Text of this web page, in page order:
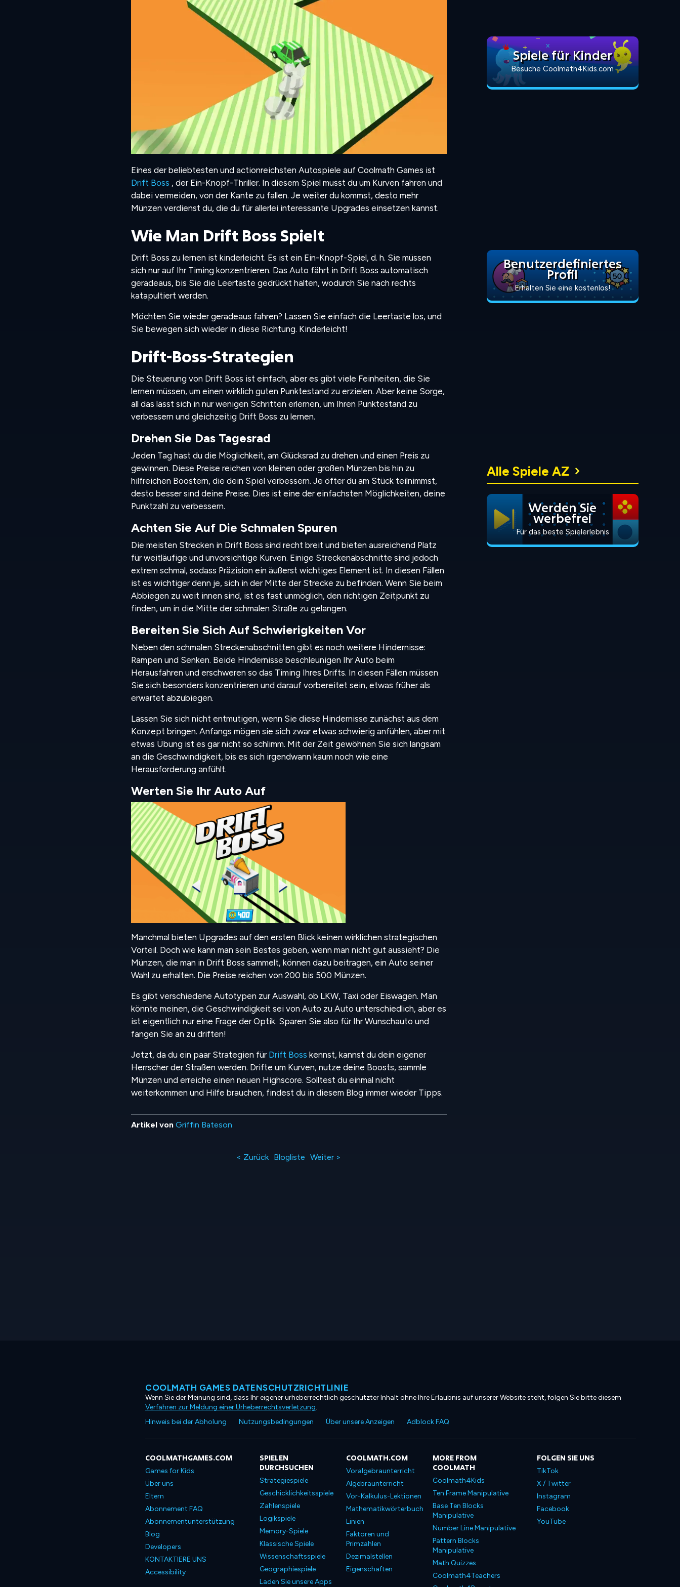
Eines der beliebtesten und actionreichsten Autospiele auf Coolmath Games ist
Drift Boss , der Ein-Knopf-Thriller. In diesem Spiel musst du um Kurven fahren und
dabei vermeiden, von der Kante zu fallen. Je weiter du kommst, desto mehr
Münzen verdienst du, die du für allerlei interessante Upgrades einsetzen kannst.
Wie Man Drift Boss Spielt
Drift Boss zu lernen ist kinderleicht. Es ist ein Ein-Knopf-Spiel, d. h. Sie müssen
sich nur auf Ihr Timing konzentrieren. Das Auto fährt in Drift Boss automatisch
geradeaus, bis Sie die Leertaste gedrückt halten, wodurch Sie nach rechts
katapultiert werden.
Möchten Sie wieder geradeaus fahren? Lassen Sie einfach die Leertaste los, und
Sie bewegen sich wieder in diese Richtung. Kinderleicht!
Drift-Boss-Strategien
Die Steuerung von Drift Boss ist einfach, aber es gibt viele Feinheiten, die Sie
lernen müssen, um einen wirklich guten Punktestand zu erzielen. Aber keine Sorge,
all das lässt sich in nur wenigen Schritten erlernen, um Ihren Punktestand zu
verbessern und gleichzeitig Drift Boss zu lernen.
Drehen Sie Das Tagesrad
Jeden Tag hast du die Möglichkeit, am Glücksrad zu drehen und einen Preis zu
gewinnen. Diese Preise reichen von kleinen oder großen Münzen bis hin zu
hilfreichen Boostern, die dein Spiel verbessern. Je öfter du am Stück teilnimmst,
desto besser sind deine Preise. Dies ist eine der einfachsten Möglichkeiten, deine
Punktzahl zu verbessern.
Achten Sie Auf Die Schmalen Spuren
Die meisten Strecken in Drift Boss sind recht breit und bieten ausreichend Platz
für weitläufige und unvorsichtige Kurven. Einige Streckenabschnitte sind jedoch
extrem schmal, sodass Präzision ein äußerst wichtiges Element ist. In diesen Fällen
ist es wichtiger denn je, sich in der Mitte der Strecke zu befinden. Wenn Sie beim
Abbiegen zu weit innen sind, ist es fast unmöglich, den richtigen Zeitpunkt zu
finden, um in die Mitte der schmalen Straße zu gelangen.
Bereiten Sie Sich Auf Schwierigkeiten Vor
Neben den schmalen Streckenabschnitten gibt es noch weitere Hindernisse:
Rampen und Senken. Beide Hindernisse beschleunigen Ihr Auto beim
Herausfahren und erschweren so das Timing Ihres Drifts. In diesen Fällen müssen
Sie sich besonders konzentrieren und darauf vorbereitet sein, etwas früher als
erwartet abzubiegen.
Lassen Sie sich nicht entmutigen, wenn Sie diese Hindernisse zunächst aus dem
Konzept bringen. Anfangs mögen sie sich zwar etwas schwierig anfühlen, aber mit
etwas Übung ist es gar nicht so schlimm. Mit der Zeit gewöhnen Sie sich langsam
an die Geschwindigkeit, bis es sich irgendwann kaum noch wie eine
Herausforderung anfühlt.
Werten Sie Ihr Auto Auf
Manchmal bieten Upgrades auf den ersten Blick keinen wirklichen strategischen
Vorteil. Doch wie kann man sein Bestes geben, wenn man nicht gut aussieht? Die
Münzen, die man in Drift Boss sammelt, können dazu beitragen, ein Auto seiner
Wahl zu erhalten. Die Preise reichen von 200 bis 500 Münzen.
Es gibt verschiedene Autotypen zur Auswahl, ob LKW, Taxi oder Eiswagen. Man
könnte meinen, die Geschwindigkeit sei von Auto zu Auto unterschiedlich, aber es
ist eigentlich nur eine Frage der Optik. Sparen Sie also für Ihr Wunschauto und
fangen Sie an zu driften!
Jetzt, da du ein paar Strategien für Drift Boss kennst, kannst du dein eigener
Herrscher der Straßen werden. Drifte um Kurven, nutze deine Boosts, sammle
Münzen und erreiche einen neuen Highscore. Solltest du einmal nicht
weiterkommen und Hilfe brauchen, findest du in diesem Blog immer wieder Tipps.
Artikel von Griffin Bateson
< Zurück Blogliste Weiter >
Spiele für Kinder
Besuche Coolmath4Kids.com
Benutzerdefiniertes
Profil
Erhalten Sie eine kostenlos!
Alle Spiele AZ
Werden Sie
werbefrei
Für das beste Spielerlebnis
COOLMATH GAMES DATENSCHUTZRICHTLINIE
Wenn Sie der Meinung sind, dass Ihr eigener urheberrechtlich geschützter Inhalt ohne Ihre Erlaubnis auf unserer Website steht, folgen Sie bitte diesem
Verfahren zur Meldung einer Urheberrechtsverletzung.
Hinweis bei der Abholung
Nutzungsbedingungen Über unsere Anzeigen Adblock FAQ
COOLMATHGAMES.COM
Games for Kids
Über uns
Eltern
Abonnement FAQ
Abonnementunterstützung
Blog
Developers
KONTAKTIERE UNS
Accessibility
SPIELEN
DURCHSUCHEN
Strategiespiele
Geschicklichkeitsspiele
Zahlenspiele
Logikspiele
Memory-Spiele
Klassische Spiele
Wissenschaftsspiele
Geographiespiele
Laden Sie unsere Apps
COOLMATH.COM
Voralgebraunterricht
Algebraunterricht
Vor-Kalkulus-Lektionen
Mathematikwörterbuch
Linien
Faktoren und
Primzahlen
Dezimalstellen
Eigenschaften
MORE FROM
COOLMATH
Coolmath4Kids
Ten Frame Manipulative
Base Ten Blocks
Manipulative
Number Line Manipulative
Pattern Blocks
Manipulative
Math Quizzes
Coolmath4Teachers
FOLGEN SIE UNS
TikTok
X / Twitter
Instagram
Facebook
YouTube